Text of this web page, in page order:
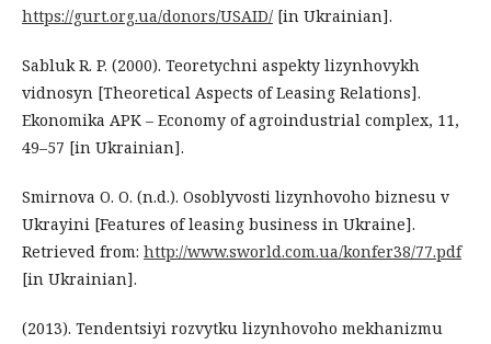
https://gurt.org.ua/donors/USAID/ [in Ukrainian].
Sabluk R. P. (2000). Teoretychni aspekty lizynhovykh
vidnosyn [Theoretical Aspects of Leasing Relations].
Ekonomika APK – Economy of agroindustrial complex, 11,
49–57 [in Ukrainian].
Smirnova O. O. (n.d.). Osoblyvosti lizynhovoho biznesu v
Ukrayini [Features of leasing business in Ukraine].
Retrieved from: http://www.sworld.com.ua/konfer38/77.pdf
[in Ukrainian].
(2013). Tendentsiyi rozvytku lizynhovoho mekhanizmu